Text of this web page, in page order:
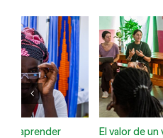
El valor de un voluntariado